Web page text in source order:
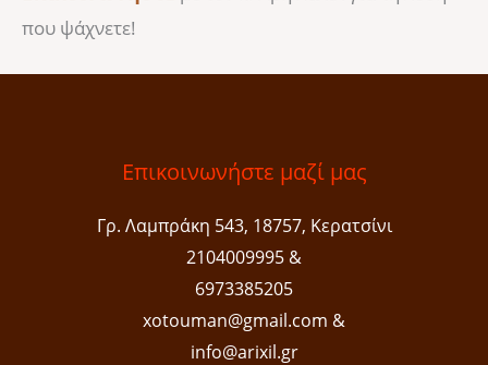
που ψάχνετε!
Επικοινωνήστε μαζί μας
Γρ. Λαμπράκη 543, 18757, Κερατσίνι
2104009995 &
6973385205
xotouman@gmail.com &
info@arixil.gr